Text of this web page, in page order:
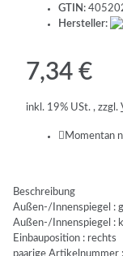
GTIN:
Hersteller:
7,34 €
inkl. 19% USt. , zzgl.
Momentan
Beschreibung
Außen-/Innenspiegel :
Außen-/Innenspiegel :
Einbauposition : rechts